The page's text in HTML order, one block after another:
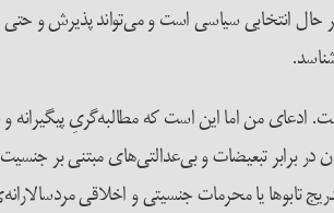
حال انتخابی سیاسی است و می‌تواند پذیرش و
ادعای من اما این است که مطالبه‌گریِ
در برابر تبعیضات و بی‌عدالتی‌های مبتنی بر
تابوها یا محرمات جنسیتی و اخلاقی